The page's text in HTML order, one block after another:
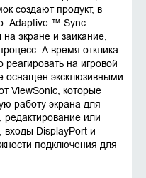
создают продукт, в
Adaptive ™ Sync
на экране и заикание,
А время отклика
на игровой
оснащен эксклюзивными
ViewSonic, которые
работу экрана для
редактирование или
DisplayPort и
подключения для